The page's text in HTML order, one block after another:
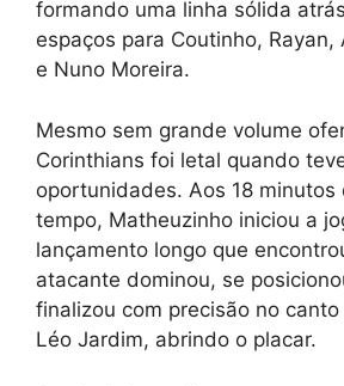
formando uma linha sólida
espaços para Coutinho, Rayan,
e Nuno Moreira.
Mesmo sem grande volume
Corinthians foi letal quando
oportunidades. Aos 18 minutos
tempo, Matheuzinho iniciou a
lançamento longo que
atacante dominou, se
finalizou com precisão no
Léo Jardim, abrindo o placar.